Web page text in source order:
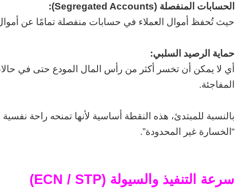
الحسابات المنفصلة (Segregated Accounts):
حيث تُحفظ أموال العملاء في حسابات منفصلة تمامًا عن
حماية الرصيد السلبي:
أي لا يمكن أن تخسر أكثر من رأس المال المودع حتى في
المفاجئة.
بالنسبة للمبتدئ، هذه النقطة أساسية لأنها تمنحه راحة
“الخسارة غير المحدودة”.
سرعة التنفيذ والسيولة (ECN / STP)